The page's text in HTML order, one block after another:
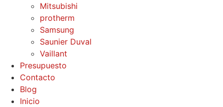
Mitsubishi
protherm
Samsung
Saunier Duval
Vaillant
Presupuesto
Contacto
Blog
Inicio